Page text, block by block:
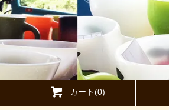
カート(0)